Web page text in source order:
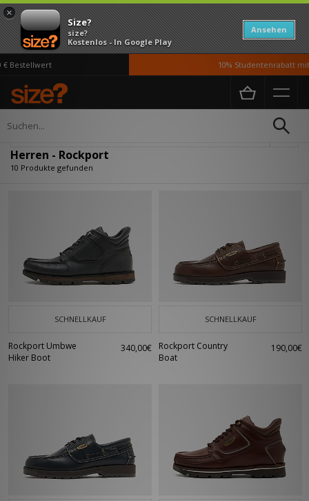
×
Size?
size?
Kostenlos - In Google Play
Ansehen
Bestellwert 10% Studentenrabatt mit
Home Herren
Herren - Rockport
10 Produkte gefunden
SCHNELLKAUF
Rockport Umbwe
Hiker Boot
340,00€
SCHNELLKAUF
Rockport Country
Boat
190,00€